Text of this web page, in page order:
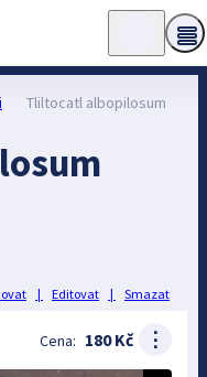
Tliltocatl albopilosum
| Editovat | Smazat
Cena: 180 Kč ⋮